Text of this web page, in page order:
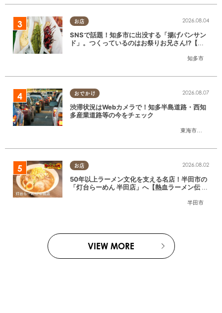
お店
知多市
2026.08.04
SNSで話題！知多市に出没する「揚げパンサン
ド」。つくっているのはお祭りお兄さん!?【ち
おでかけ
東海市大府市
2026.08.07
渋滞状況はWebカメラで！知多半島道路・西知
多産業道路等の今をチェック
お店
半田市
2026.08.02
50年以上ラーメン文化を支える名店！半田市の
「灯台らーめん 半田店」へ【熱血ラーメン伝 8
VIEW MORE